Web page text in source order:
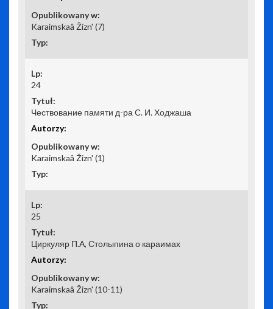
Karaimskaâ Žizn' (7)
24
Чествование памяти д-ра С. И. Ходжаша
Karaimskaâ Žizn' (1)
25
Циркуляр П.А, Столыпина о караимах
Karaimskaâ Žizn' (10-11)